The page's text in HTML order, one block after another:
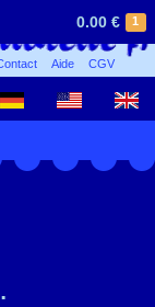
1
0.00 €
Aide CGV